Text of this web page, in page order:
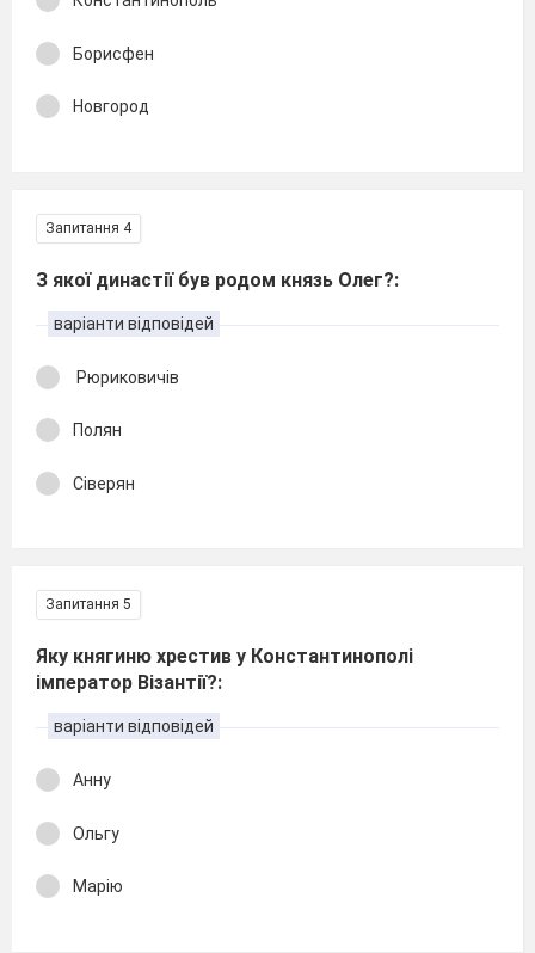
Борисфен
Новгород
Запитання 4
З якої династії був родом князь Олег?:
варіанти відповідей
Рюриковичів
Полян
Сіверян
Запитання 5
Яку княгиню хрестив у Константинополі
імператор Візантії?:
варіанти відповідей
Анну
Ольгу
Марію